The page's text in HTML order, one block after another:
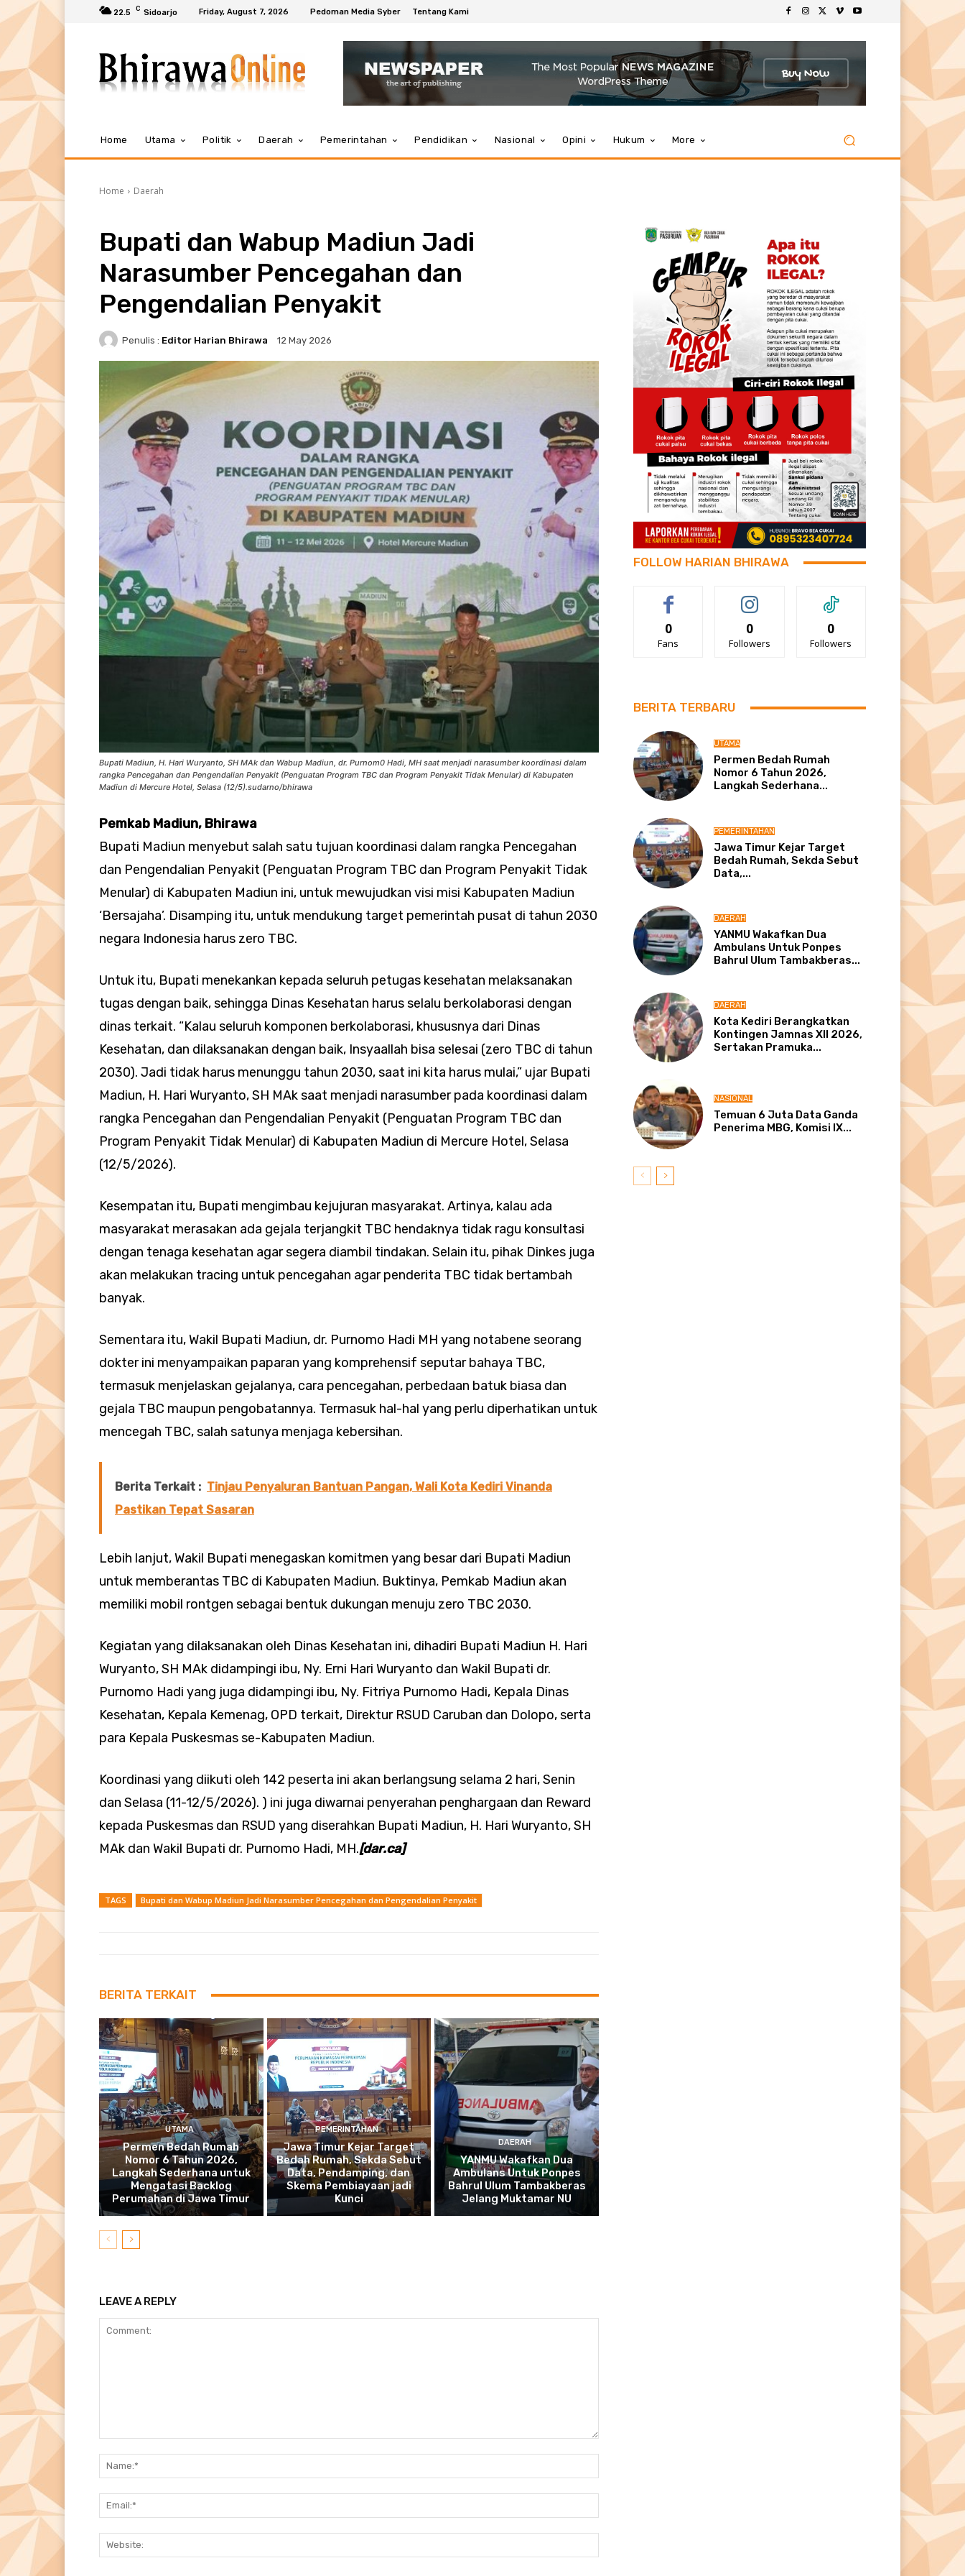
22.5 C Sidoarjo Friday, August 7, 2026 Pedoman Media Syber Tentang Kami
Home Utama Politik Daerah Pemerintahan Pendidikan Nasional Opini Hukum More
Home Daerah
Bupati dan Wabup Madiun Jadi
Narasumber Pencegahan dan
Pengendalian Penyakit
Penulis : Editor Harian Bhirawa 12 May 2026
Bupati Madiun, H. Hari Wuryanto, SH MAk dan Wabup Madiun, dr. Purnom0 Hadi, MH saat menjadi narasumber koordinasi dalam
rangka Pencegahan dan Pengendalian Penyakit (Penguatan Program TBC dan Program Penyakit Tidak Menular) di Kabupaten
Madiun di Mercure Hotel, Selasa (12/5).sudarno/bhirawa
Pemkab Madiun, Bhirawa
Bupati Madiun menyebut salah satu tujuan koordinasi dalam rangka Pencegahan
dan Pengendalian Penyakit (Penguatan Program TBC dan Program Penyakit Tidak
Menular) di Kabupaten Madiun ini, untuk mewujudkan visi misi Kabupaten Madiun
‘Bersajaha’. Disamping itu, untuk mendukung target pemerintah pusat di tahun 2030
negara Indonesia harus zero TBC.
Untuk itu, Bupati menekankan kepada seluruh petugas kesehatan melaksanakan
tugas dengan baik, sehingga Dinas Kesehatan harus selalu berkolaborasi dengan
dinas terkait. “Kalau seluruh komponen berkolaborasi, khususnya dari Dinas
Kesehatan, dan dilaksanakan dengan baik, Insyaallah bisa selesai (zero TBC di tahun
2030). Jadi tidak harus menunggu tahun 2030, saat ini kita harus mulai,” ujar Bupati
Madiun, H. Hari Wuryanto, SH MAk saat menjadi narasumber pada koordinasi dalam
rangka Pencegahan dan Pengendalian Penyakit (Penguatan Program TBC dan
Program Penyakit Tidak Menular) di Kabupaten Madiun di Mercure Hotel, Selasa
(12/5/2026).
Kesempatan itu, Bupati mengimbau kejujuran masyarakat. Artinya, kalau ada
masyarakat merasakan ada gejala terjangkit TBC hendaknya tidak ragu konsultasi
dengan tenaga kesehatan agar segera diambil tindakan. Selain itu, pihak Dinkes juga
akan melakukan tracing untuk pencegahan agar penderita TBC tidak bertambah
banyak.
Sementara itu, Wakil Bupati Madiun, dr. Purnomo Hadi MH yang notabene seorang
dokter ini menyampaikan paparan yang komprehensif seputar bahaya TBC,
termasuk menjelaskan gejalanya, cara pencegahan, perbedaan batuk biasa dan
gejala TBC maupun pengobatannya. Termasuk hal-hal yang perlu diperhatikan untuk
mencegah TBC, salah satunya menjaga kebersihan.
Berita Terkait : Tinjau Penyaluran Bantuan Pangan, Wali Kota Kediri Vinanda
Pastikan Tepat Sasaran
Lebih lanjut, Wakil Bupati menegaskan komitmen yang besar dari Bupati Madiun
untuk memberantas TBC di Kabupaten Madiun. Buktinya, Pemkab Madiun akan
memiliki mobil rontgen sebagai bentuk dukungan menuju zero TBC 2030.
Kegiatan yang dilaksanakan oleh Dinas Kesehatan ini, dihadiri Bupati Madiun H. Hari
Wuryanto, SH MAk didampingi ibu, Ny. Erni Hari Wuryanto dan Wakil Bupati dr.
Purnomo Hadi yang juga didampingi ibu, Ny. Fitriya Purnomo Hadi, Kepala Dinas
Kesehatan, Kepala Kemenag, OPD terkait, Direktur RSUD Caruban dan Dolopo, serta
para Kepala Puskesmas se-Kabupaten Madiun.
Koordinasi yang diikuti oleh 142 peserta ini akan berlangsung selama 2 hari, Senin
dan Selasa (11-12/5/2026). ) ini juga diwarnai penyerahan penghargaan dan Reward
kepada Puskesmas dan RSUD yang diserahkan Bupati Madiun, H. Hari Wuryanto, SH
MAk dan Wakil Bupati dr. Purnomo Hadi, MH.[dar.ca]
TAGS Bupati dan Wabup Madiun Jadi Narasumber Pencegahan dan Pengendalian Penyakit
BERITA TERKAIT
UTAMA
Permen Bedah Rumah
Nomor 6 Tahun 2026,
Langkah Sederhana untuk
Mengatasi Backlog
Perumahan di Jawa Timur
PEMERINTAHAN
Jawa Timur Kejar Target
Bedah Rumah, Sekda Sebut
Data, Pendamping, dan
Skema Pembiayaan jadi
Kunci
DAERAH
YANMU Wakafkan Dua
Ambulans Untuk Ponpes
Bahrul Ulum Tambakberas
Jelang Muktamar NU
LEAVE A REPLY
FOLLOW HARIAN BHIRAWA
0
Fans
0
Followers
0
Followers
BERITA TERBARU
UTAMA
Permen Bedah Rumah
Nomor 6 Tahun 2026,
Langkah Sederhana...
PEMERINTAHAN
Jawa Timur Kejar Target
Bedah Rumah, Sekda Sebut
Data,...
DAERAH
YANMU Wakafkan Dua
Ambulans Untuk Ponpes
Bahrul Ulum Tambakberas...
DAERAH
Kota Kediri Berangkatkan
Kontingen Jamnas XII 2026,
Sertakan Pramuka...
NASIONAL
Temuan 6 Juta Data Ganda
Penerima MBG, Komisi IX...